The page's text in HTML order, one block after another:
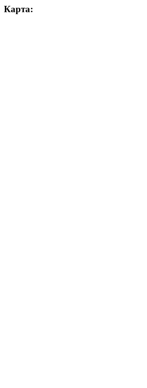
Карта: